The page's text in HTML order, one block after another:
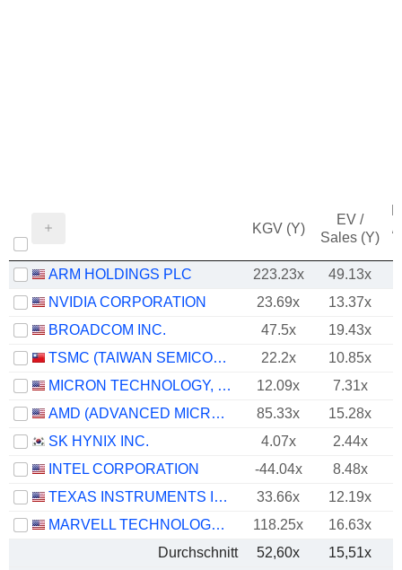
KGV (Y)
EV /
Sales (Y)
/
ARM HOLDINGS PLC 223.23x
49.13x
NVIDIA CORPORATION
23.69x 13.37x
BROADCOM INC.
47.5x 19.43x
TSMC (TAIWAN SEMICONDUCTOR MANUFACTURING COMPANY)
22.2x
10.85x
MICRON TECHNOLOGY, INC.
12.09x
7.31x
AMD (ADVANCED MICRO DEVICES)
85.33x 15.28x
SK HYNIX INC.
4.07x
2.44x
INTEL CORPORATION
-44.04x 8.48x
TEXAS INSTRUMENTS INCORPORATED
33.66x 12.19x
MARVELL TECHNOLOGY GROUP LTD
118.25x 16.63x
Durchschnitt
52,60x 15,51x